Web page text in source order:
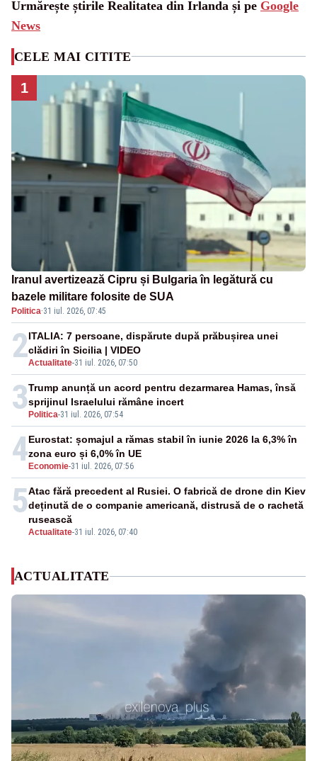
Urmărește știrile Realitatea din Irlanda și pe Google
News
CELE MAI CITITE
1
Iranul avertizează Cipru și Bulgaria în legătură cu
bazele militare folosite de SUA
Politica·31 iul. 2026, 07:45
2Actualitate-31 iul. 2026, 07:50
ITALIA: 7 persoane, dispărute după prăbușirea unei
clădiri în Sicilia | VIDEO
3 Politica-31 iul. 2026, 07:54
Trump anunță un acord pentru dezarmarea Hamas, însă
sprijinul Israelului rămâne incert
4 Economie-31 iul. 2026, 07:56
Eurostat: șomajul a rămas stabil în iunie 2026 la 6,3% în
zona euro și 6,0% în UE
5
Actualitate-31 iul. 2026, 07:40
Atac fără precedent al Rusiei. O fabrică de drone din Kiev
deținută de o companie americană, distrusă de o rachetă
rusească
ACTUALITATE